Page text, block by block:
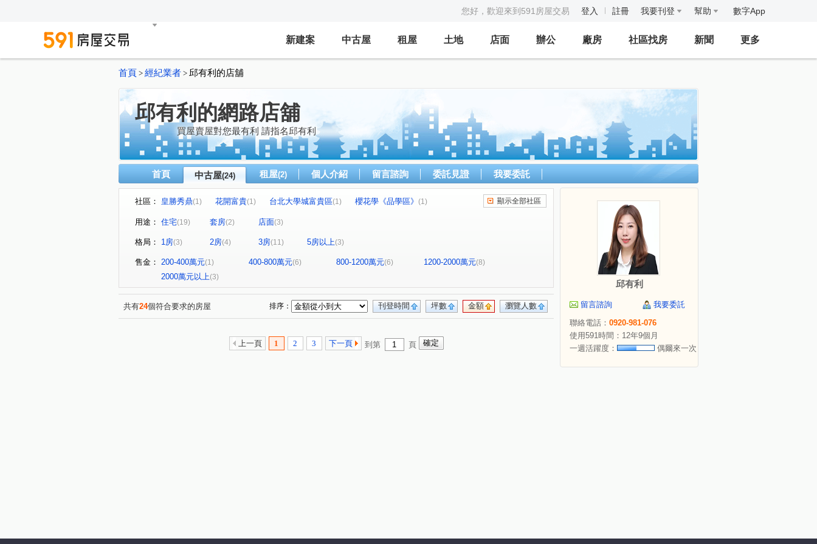
您好，歡迎來到591房屋交易 登入 註冊 我要刊登 幫助 數字App
新建案 中古屋 租屋 土地 店面 辦公 廠房 社區找房 新聞 更多
首頁 > 經紀業者 > 邱有利的店舖
邱有利的網路店舖
買屋賣屋對您最有利 請指名邱有利
首頁 中古屋(24) 租屋(2) 個人介紹 留言諮詢 委託見證 我要委託
社區： 皇勝秀鼎(1) 花開富貴(1) 台北大學城富貴區(1) 櫻花學《品學區》 (1)
峇里島花園 (1)
學成路 長泰街 光明路(1) 中正路一段(1)
弘園街(1) 二鬮路 大智路(1) 復興路 中華路(3) 福德一路 (1)
白雞(1) 鳳吉一街
大學路(1) 學勤路(1)
顯示全部社區
用途： 住宅(19) 套房(2) 店面(3)
格局： 1房(3) 2房(4) 3房(11) 5房以上(3)
售金： 200-400萬元(1) 400-800萬元(6) 800-1200萬元(6) 1200-2000萬元(8)
2000萬元以上(3)
共有24個符合要求的房屋 瀏覽人數
金額
坪數
刊登時間
排序：
上一頁 1 2 3 下一頁 到第 頁
邱有利
留言諮詢
我要委託
聯絡電話： 0920-981-076
使用591時間：12年9個月
一週活躍度：
偶爾來一次